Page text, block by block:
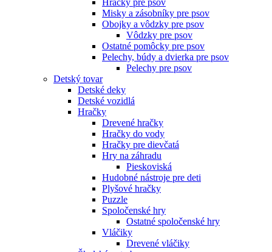
Hračky pre psov
Misky a zásobníky pre psov
Obojky a vôdzky pre psov
Vôdzky pre psov
Ostatné pomôcky pre psov
Pelechy, búdy a dvierka pre psov
Pelechy pre psov
Detský tovar
Detské deky
Detské vozidlá
Hračky
Drevené hračky
Hračky do vody
Hračky pre dievčatá
Hry na záhradu
Pieskoviská
Hudobné nástroje pre deti
Plyšové hračky
Puzzle
Spoločenské hry
Ostatné spoločenské hry
Vláčiky
Drevené vláčiky